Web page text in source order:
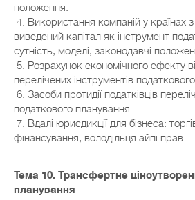
положення.
4. Використання компаній у країнах
виведений капітал як інструмент
сутність, моделі, законодавчі
5. Розрахунок економічного ефекту
перелічених інструментів
6. Засоби протидії податківців
податкового планування.
7. Вдалі юрисдикції для бізнеса:
фінансування, володільця айпі прав.
Тема 10. Трансфертне
планування